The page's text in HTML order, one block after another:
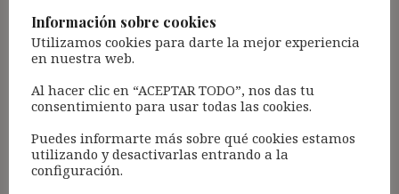
a Correos?
Responder
Alejandro Sanchez dice:
11 noviembre, 2018 a las 13:50
Información sobre cookies
Utilizamos cookies para darte la mejor experiencia
en nuestra web.
Al hacer clic en “ACEPTAR TODO”, nos das tu
consentimiento para usar todas las cookies.
Puedes informarte más sobre qué cookies estamos
utilizando y desactivarlas entrando a la
configuración.